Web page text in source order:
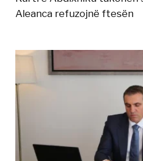
Aleanca refuzojnë ftesën